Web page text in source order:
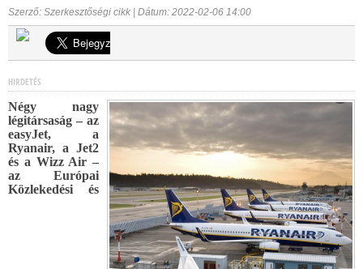
Szerző: Szerkesztőségi cikk | Dátum: 2022-02-06 14:00
HIRDETÉS
Négy nagy
légitársaság – az
easyJet, a
Ryanair, a Jet2
és a Wizz Air –
az Európai
Közlekedési és